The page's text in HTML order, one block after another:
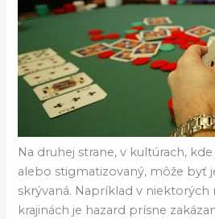
Na druhej strane, v kultúrach,
alebo stigmatizovaný, môže
skrývaná. Napríklad v niektorých
krajinách je hazard prísne